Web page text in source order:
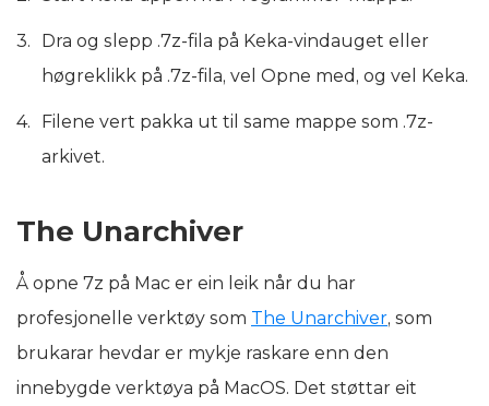
Dra og slepp .7z-fila på Keka-vindauget eller
høgreklikk på .7z-fila, vel Opne med, og vel Keka.
Filene vert pakka ut til same mappe som .7z-
arkivet.
The Unarchiver
Å opne 7z på Mac er ein leik når du har
profesjonelle verktøy som The Unarchiver, som
brukarar hevdar er mykje raskare enn den
innebygde verktøya på MacOS. Det støttar eit